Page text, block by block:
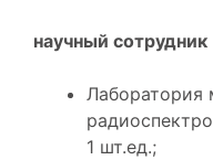
научный сотрудник
Лаборатория
1 шт.ед.;